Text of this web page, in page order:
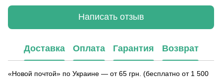
Написать отзыв
Доставка Оплата Гарантия Возврат
«Новой почтой» по Украине — от 65 грн. (бесплатно от 1 500